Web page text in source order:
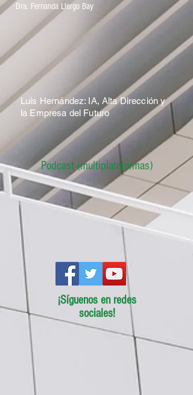
Dra. Fernanda Llergo Bay
Luis Hernández: IA, Alta Dirección y
la Empresa del Futuro
Podcast (multiplataformas)
¡Síguenos en redes
sociales!